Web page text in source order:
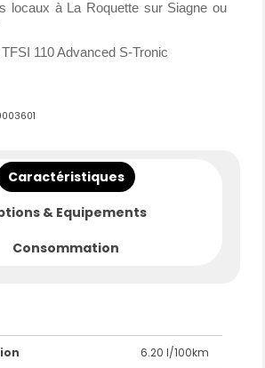
locaux à La Roquette sur Siagne ou
110 Advanced S-Tronic
: 24-01-2024
Automatique
CV
vérifiés.
VEHICULE A PARTIR DE 330 € /
Caractéristiques
& Equipements
Consommation
6.20 l/100km